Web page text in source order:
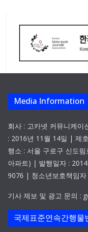
Media Information
회사 : 고카넷 커뮤니케
: 2016년 11월 14일 | 제
행소 : 서울 구로구 신도
아파트) | 발행일자 :
9076 | 청소년보호책임
기사 제보 및 광고 문의 :
국제표준연속간행물